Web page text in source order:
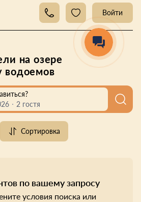
Войти
на озере
водоемов
2 гостя
Сортировка
по вашему запросу
условия поиска или